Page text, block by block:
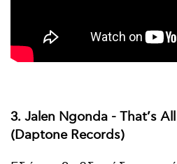
3. Jalen Ngonda - That’s
(Daptone Records)